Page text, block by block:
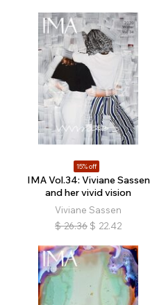
15% off
IMA Vol.34: Viviane Sassen
and her vivid vision
Viviane Sassen
$ 26.36 $ 22.42